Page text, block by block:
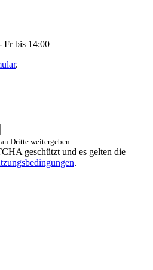
Fr bis 14:00
.
Dritte weitergeben.
geschützt und es gelten die
.